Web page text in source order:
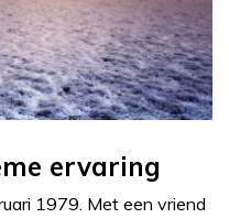
ervaring
1979. Met een vriend